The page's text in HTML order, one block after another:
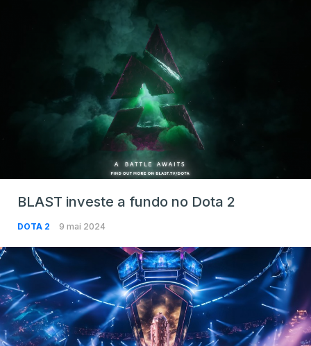
BLAST investe a fundo no Dota 2
DOTA 2 9 mai 2024